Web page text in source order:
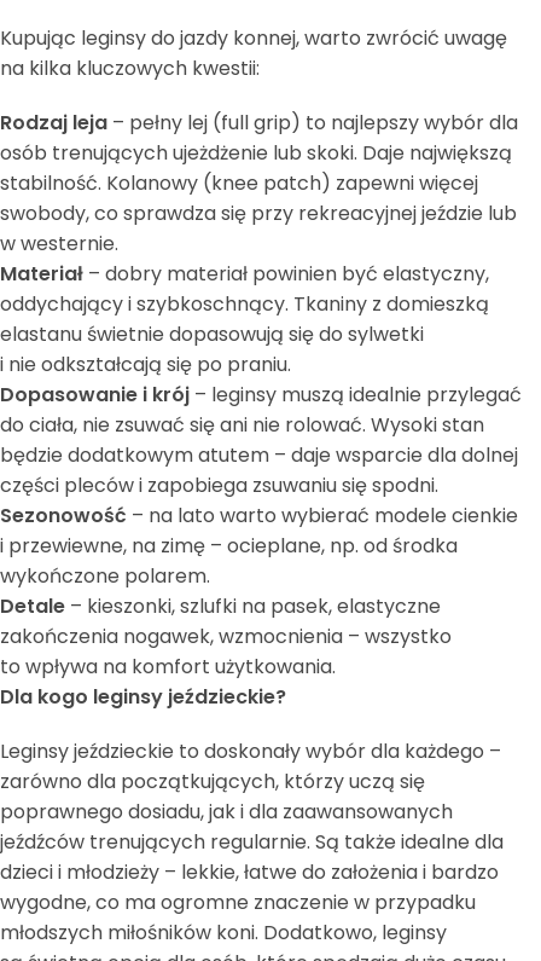
Kupując leginsy do jazdy konnej, warto zwrócić uwagę
na kilka kluczowych kwestii:
Rodzaj leja – pełny lej (full grip) to najlepszy wybór dla
osób trenujących ujeżdżenie lub skoki. Daje największą
stabilność. Kolanowy (knee patch) zapewni więcej
swobody, co sprawdza się przy rekreacyjnej jeździe lub
w westernie.
Materiał – dobry materiał powinien być elastyczny,
oddychający i szybkoschnący. Tkaniny z domieszką
elastanu świetnie dopasowują się do sylwetki
i nie odkształcają się po praniu.
Dopasowanie i krój – leginsy muszą idealnie przylegać
do ciała, nie zsuwać się ani nie rolować. Wysoki stan
będzie dodatkowym atutem – daje wsparcie dla dolnej
części pleców i zapobiega zsuwaniu się spodni.
Sezonowość – na lato warto wybierać modele cienkie
i przewiewne, na zimę – ocieplane, np. od środka
wykończone polarem.
Detale – kieszonki, szlufki na pasek, elastyczne
zakończenia nogawek, wzmocnienia – wszystko
to wpływa na komfort użytkowania.
Dla kogo leginsy jeździeckie?
Leginsy jeździeckie to doskonały wybór dla każdego –
zarówno dla początkujących, którzy uczą się
poprawnego dosiadu, jak i dla zaawansowanych
jeźdźców trenujących regularnie. Są także idealne dla
dzieci i młodzieży – lekkie, łatwe do założenia i bardzo
wygodne, co ma ogromne znaczenie w przypadku
młodszych miłośników koni. Dodatkowo, leginsy